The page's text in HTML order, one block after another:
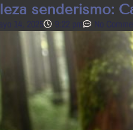
senderismo:
14, 2025 9:22 pm No